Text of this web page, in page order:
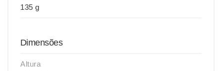
135 g
Dimensões
Altura